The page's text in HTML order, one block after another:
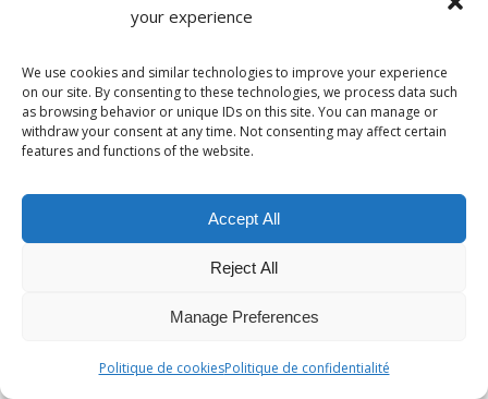
your experience
We use cookies and similar technologies to improve your experience
on our site. By consenting to these technologies, we process data such
as browsing behavior or unique IDs on this site. You can manage or
withdraw your consent at any time. Not consenting may affect certain
features and functions of the website.
Accept All
Reject All
Manage Preferences
Politique de cookiesPolitique de confidentialité
Samedi, les étudiants ont pu s’inscrire
pour aller passer la journée dans une
Ils ont visité le Fort Carré, ils ont profité
de la plage, puis ont visité la ville avec un
guide, et sont allés au Musée Picasso !
Monday, national holiday and a special